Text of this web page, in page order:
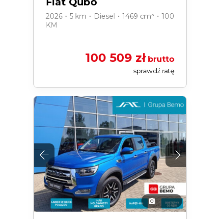
2026 ･ 5 km ･ Diesel ･ 1469 cm³ ･ 100
KM
100 509 złbrutto
sprawdź ratę